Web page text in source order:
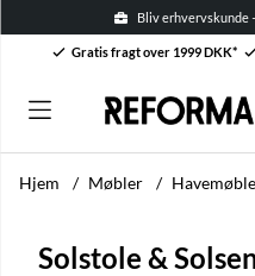
Bliv erhvervskunde
Gratis fragt over 1999 DKK*
Hjem Møbler
Solstole &